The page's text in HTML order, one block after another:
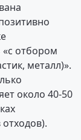
отбором
металл)».
около 40-50